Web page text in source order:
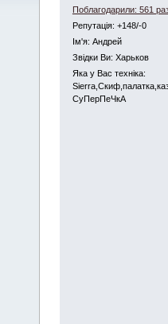
Поблагодарили: 561
Репутація: +148/-0
Iм'я: Андрей
Звідки Ви: Харьков
Яка у Вас техніка:
СуПерПеЧкА